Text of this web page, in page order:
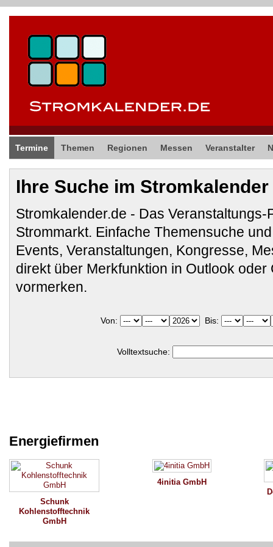
Termine Themen Regionen Messen Veranstalter
Ihre Suche im Stromkalender
Stromkalender.de - Das Veranstaltungs-
Strommarkt. Einfache Themensuche
Events, Veranstaltungen, Kongresse,
direkt über Merkfunktion in Outlook oder
vormerken.
Von: Bis:
Volltextsuche:
Energiefirmen
Schunk
Kohlenstofftechnik
GmbH
4initia GmbH